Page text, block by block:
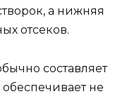
а нижняя
отсеков.
составляет
не